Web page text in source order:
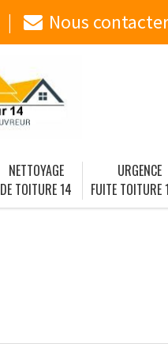
Nous contacter
NETTOYAGE
DE TOITURE 14
URGENCE
FUITE TOITURE